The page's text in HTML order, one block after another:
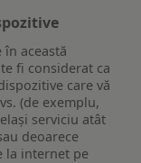
această
fi considerat ca
care vă
(de exemplu,
serviciu atât
deoarece
la internet pe